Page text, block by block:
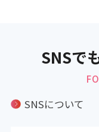
SNSで
SNSについて